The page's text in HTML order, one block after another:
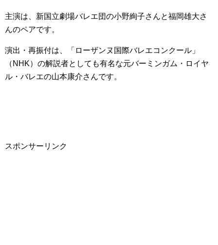
主演は、新国立劇場バレエ団の小野絢子さんと福岡雄大さ
んのペアです。
演出・再振付は、「ローザンヌ国際バレエコンクール」
（NHK）の解説者としても有名な元バーミンガム・ロイヤ
ル・バレエの山本康介さんです。
スポンサーリンク